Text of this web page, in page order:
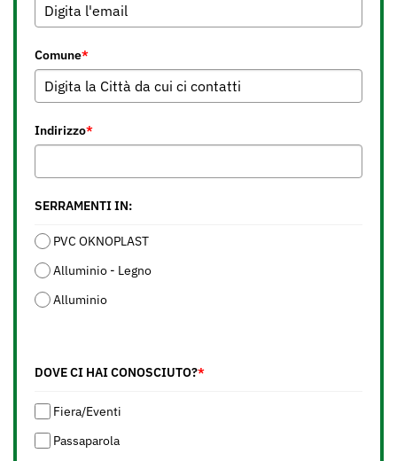
Comune*
Indirizzo*
SERRAMENTI IN:
PVC OKNOPLAST
Alluminio - Legno
Alluminio
DOVE CI HAI CONOSCIUTO?*
Fiera/Eventi
Passaparola